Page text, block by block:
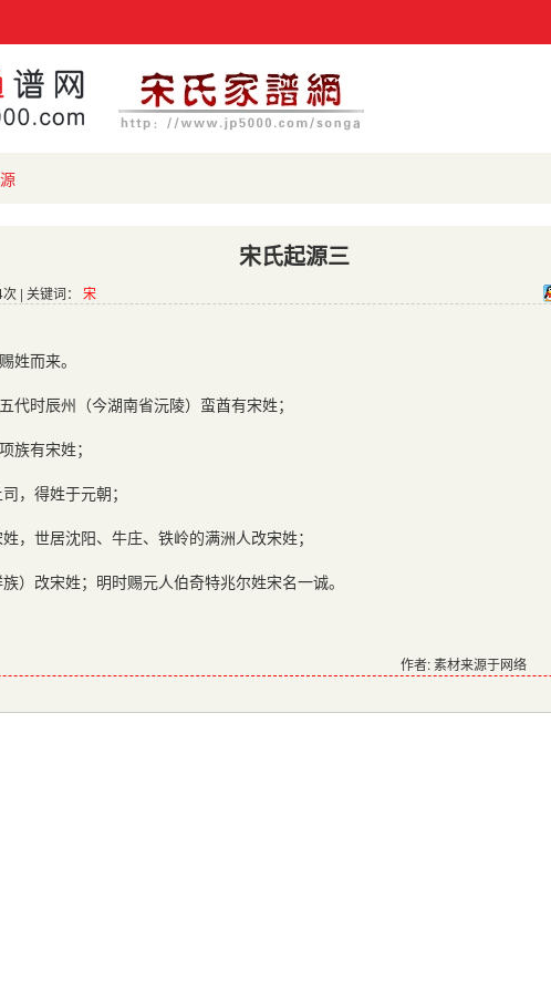
宋氏起源三
| 关键词： 宋
姓而来。
时辰州（今湖南省沅陵）蛮酋有宋姓；
族有宋姓；
，得姓于元朝；
，世居沈阳、牛庄、铁岭的满洲人改宋姓；
）改宋姓；明时赐元人伯奇特兆尔姓宋名一诚。
作者: 素材来源于网络